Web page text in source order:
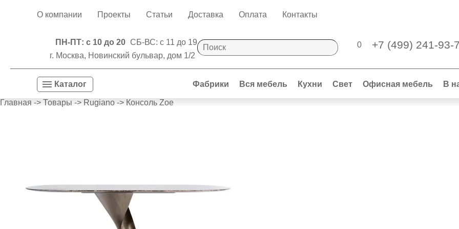
О компании Проекты Статьи Доставка Оплата Контакты
ПН-ПТ: с 10 до 20 СБ-ВС: с 11 до 19
г. Москва, Новинский бульвар, дом 1/2
0 +7 (499) 241-93-
Фабрики Вся мебель Кухни Свет Офисная мебель В
Каталог
Главная -> Товары -> Rugiano -> Консоль Zoe